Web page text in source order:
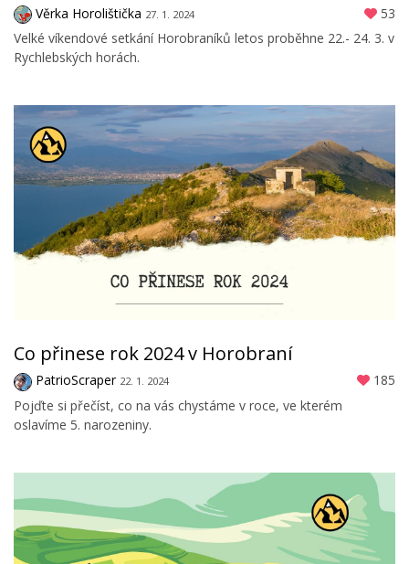
Věrka Horolištička 27. 1. 2024
53
Velké víkendové setkání Horobraníků letos proběhne 22.- 24. 3. v
Rychlebských horách.
Co přinese rok 2024 v Horobraní
PatrioScraper 22. 1. 2024
185
Pojďte si přečíst, co na vás chystáme v roce, ve kterém
oslavíme 5. narozeniny.